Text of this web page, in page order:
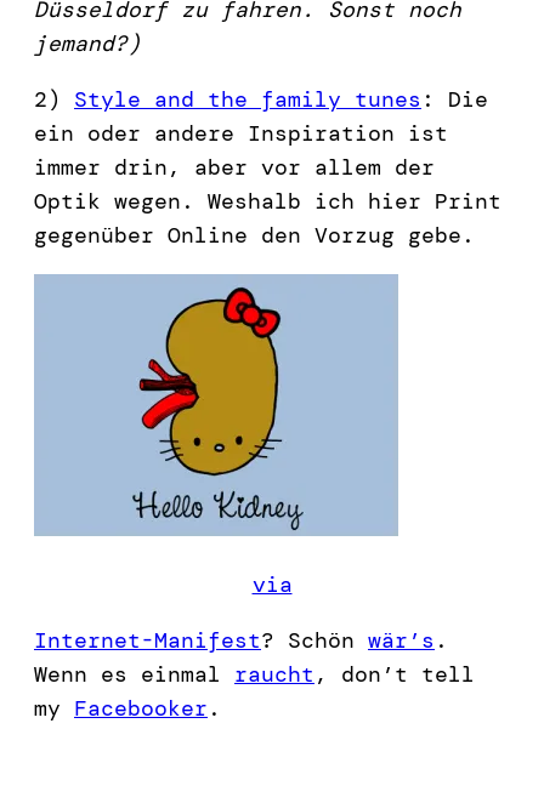
Düsseldorf zu fahren. Sonst noch
jemand?)
2) Style and the family tunes : Die
ein oder andere Inspiration ist
immer drin, aber vor allem der
Optik wegen. Weshalb ich hier Print
gegenüber Online den Vorzug gebe.
via
Internet-Manifest? Schön wär’s .
Wenn es einmal raucht , don’t tell
my Facebooker .